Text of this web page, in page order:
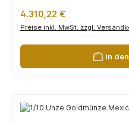
Regulärer Preis:
4.310,22 €
Preise inkl. MwSt. zzgl.
In